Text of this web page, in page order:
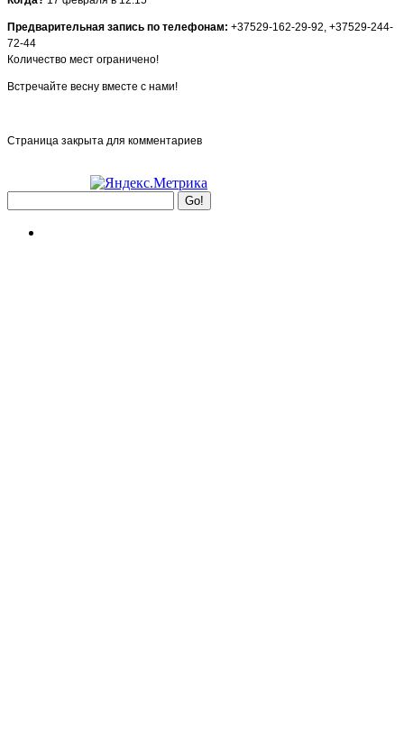
Предварительная запись по телефонам: +37529-162-29-92, +37529-244-
72-44
Количество мест ограничено!
Встречайте весну вместе с нами!
Страница закрыта для комментариев